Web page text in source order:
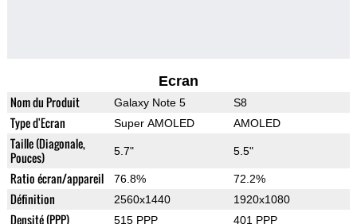
Ecran
Nom du Produit Galaxy Note 5 S8
Type d'Ecran Super AMOLED AMOLED
Taille (Diagonale,
Pouces)
5.7" 5.5"
Ratio écran/appareil 76.8% 72.2%
Définition 2560x1440 1920x1080
Densité (PPP) 515 PPP 401 PPP